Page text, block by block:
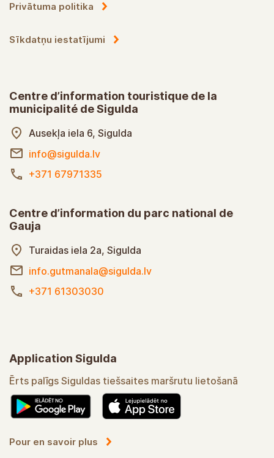
Privātuma politika
Sīkdatņu iestatījumi
Centre d’information touristique de la
municipalité de Sigulda
Ausekļa iela 6, Sigulda
info@sigulda.lv
+371 67971335
Centre d’information du parc national de
Gauja
Turaidas iela 2a, Sigulda
info.gutmanala@sigulda.lv
+371 61303030
Application Sigulda
Ērts palīgs Siguldas tiešsaites maršrutu lietošanā
Pour en savoir plus